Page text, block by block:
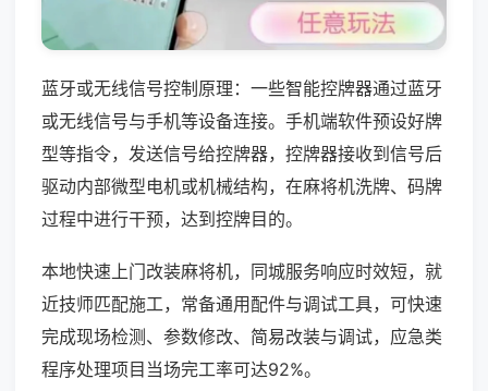
蓝牙或无线信号控制原理：一些智能控牌器通过蓝牙
或无线信号与手机等设备连接。手机端软件预设好牌
型等指令，发送信号给控牌器，控牌器接收到信号后
驱动内部微型电机或机械结构，在麻将机洗牌、码牌
过程中进行干预，达到控牌目的。
本地快速上门改装麻将机，同城服务响应时效短，就
近技师匹配施工，常备通用配件与调试工具，可快速
完成现场检测、参数修改、简易改装与调试，应急类
程序处理项目当场完工率可达92%。